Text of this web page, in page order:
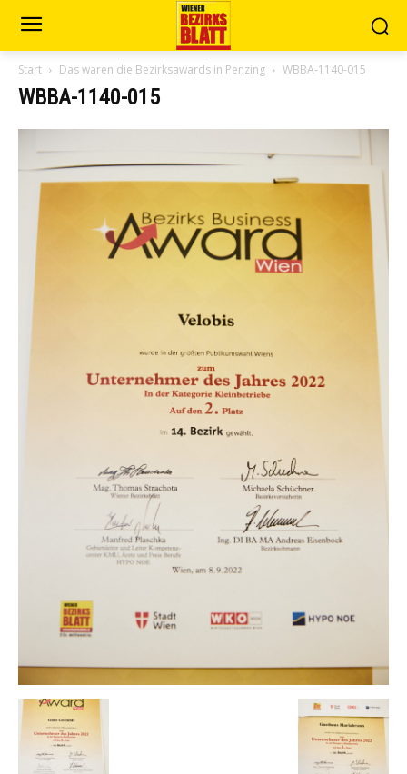
Start Das waren die Bezirksawards in Penzing WBBA-1140-015
WBBA-1140-015